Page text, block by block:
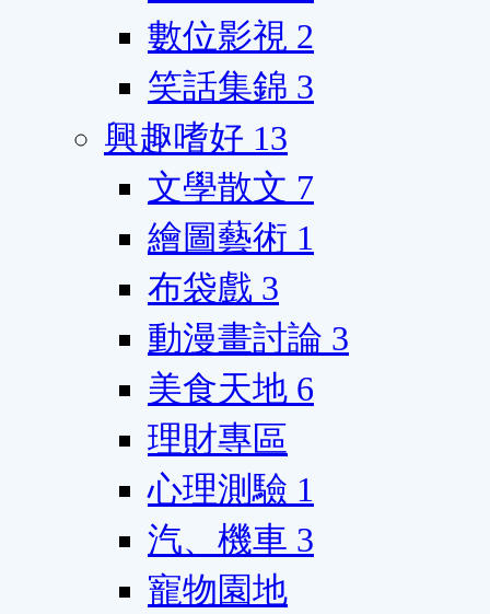
數位影視 2
笑話集錦 3
興趣嗜好 13
文學散文 7
繪圖藝術 1
布袋戲 3
動漫畫討論 3
美食天地 6
理財專區
心理測驗 1
汽、機車 3
寵物園地